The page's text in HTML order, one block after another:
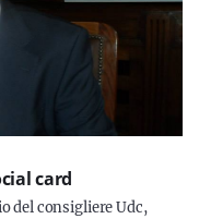
card
del consigliere Udc,